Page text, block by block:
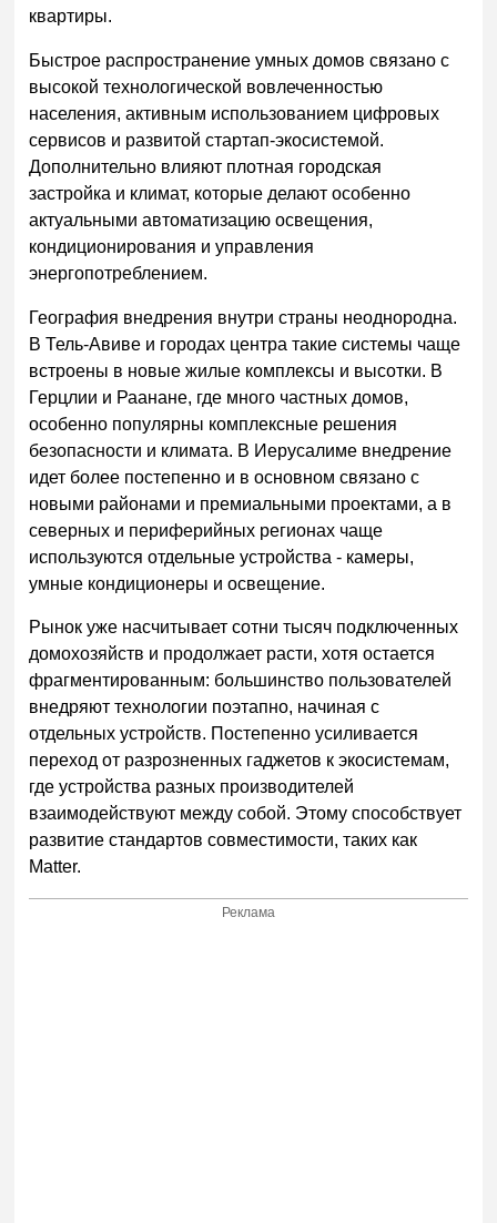
квартиры.
Быстрое распространение умных домов связано с
высокой технологической вовлеченностью
населения, активным использованием цифровых
сервисов и развитой стартап-экосистемой.
Дополнительно влияют плотная городская
застройка и климат, которые делают особенно
актуальными автоматизацию освещения,
кондиционирования и управления
энергопотреблением.
География внедрения внутри страны неоднородна.
В Тель-Авиве и городах центра такие системы чаще
встроены в новые жилые комплексы и высотки. В
Герцлии и Раанане, где много частных домов,
особенно популярны комплексные решения
безопасности и климата. В Иерусалиме внедрение
идет более постепенно и в основном связано с
новыми районами и премиальными проектами, а в
северных и периферийных регионах чаще
используются отдельные устройства - камеры,
умные кондиционеры и освещение.
Рынок уже насчитывает сотни тысяч подключенных
домохозяйств и продолжает расти, хотя остается
фрагментированным: большинство пользователей
внедряют технологии поэтапно, начиная с
отдельных устройств. Постепенно усиливается
переход от разрозненных гаджетов к экосистемам,
где устройства разных производителей
взаимодействуют между собой. Этому способствует
развитие стандартов совместимости, таких как
Matter.
Реклама